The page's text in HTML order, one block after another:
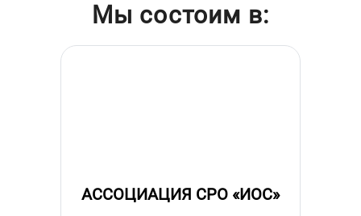
Мы состоим в:
АССОЦИАЦИЯ СРО «ИОС»